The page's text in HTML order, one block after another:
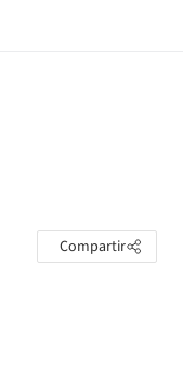
Compartir